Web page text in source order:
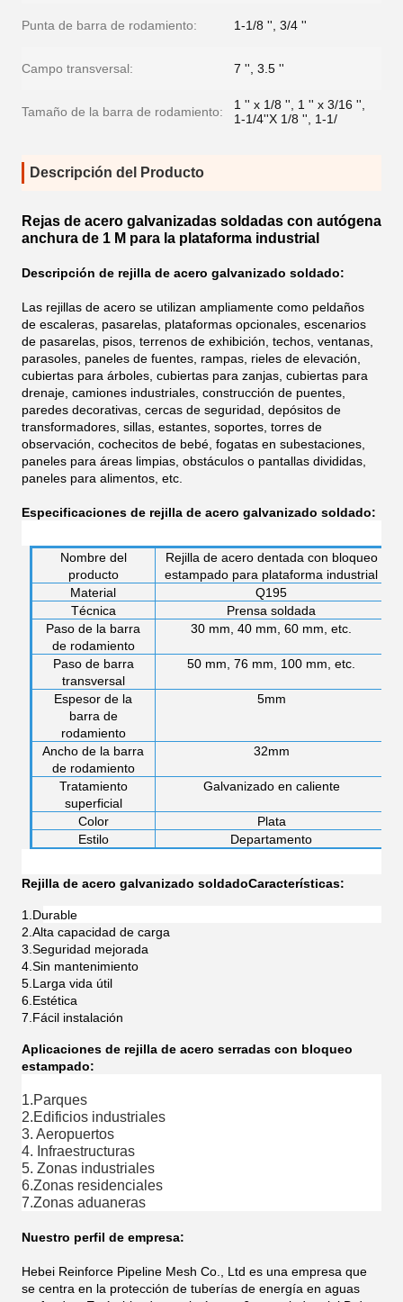
Punta de barra de rodamiento: 1-1/8 '', 3/4 ''
Campo transversal: 7 '', 3.5 ''
Tamaño de la barra de rodamiento:
1 '' x 1/8 '', 1 '' x 3/16 '',
1-1/4''X 1/8 '', 1-1/
Descripción del Producto
Rejas de acero galvanizadas soldadas con autógena
anchura de 1 M para la plataforma industrial
Descripción de rejilla de acero galvanizado soldado:
Las rejillas de acero se utilizan ampliamente como peldaños
de escaleras, pasarelas, plataformas opcionales, escenarios
de pasarelas, pisos, terrenos de exhibición, techos, ventanas,
parasoles, paneles de fuentes, rampas, rieles de elevación,
cubiertas para árboles, cubiertas para zanjas, cubiertas para
drenaje, camiones industriales, construcción de puentes,
paredes decorativas, cercas de seguridad, depósitos de
transformadores, sillas, estantes, soportes, torres de
observación, cochecitos de bebé, fogatas en subestaciones,
paneles para áreas limpias, obstáculos o pantallas divididas,
paneles para alimentos, etc.
Especificaciones de rejilla de acero galvanizado soldado:
Nombre del
producto
Rejilla de acero dentada con bloqueo
estampado para plataforma industrial
Material
Q195
Técnica
Prensa soldada
Paso de la barra
de rodamiento
30 mm, 40 mm, 60 mm, etc.
Paso de barra
transversal
50 mm, 76 mm, 100 mm, etc.
Espesor de la
barra de
rodamiento
5mm
Ancho de la barra
de rodamiento
32mm
Tratamiento
superficial
Galvanizado en caliente
Color
Plata
Estilo
Departamento
Rejilla de acero galvanizado soldadoCaracterísticas:
1.Durable
2.Alta capacidad de carga
3.Seguridad mejorada
4.Sin mantenimiento
5.Larga vida útil
6.Estética
7.Fácil instalación
Aplicaciones de rejilla de acero serradas con bloqueo
estampado:
1.Parques
2.Edificios industriales
3. Aeropuertos
4. Infraestructuras
5. Zonas industriales
6.Zonas residenciales
7.Zonas aduaneras
Nuestro perfil de empresa:
Hebei Reinforce Pipeline Mesh Co., Ltd es una empresa que
se centra en la protección de tuberías de energía en aguas